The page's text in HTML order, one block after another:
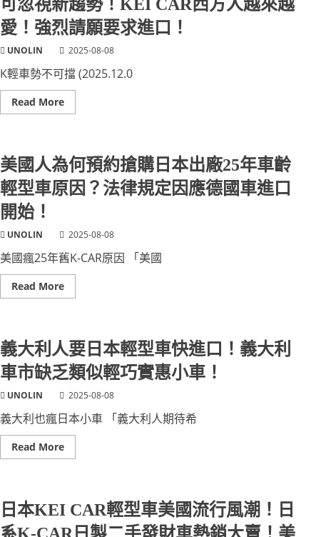
選！
釋
放
文
藉
口
非
法
集
造
勢！
消
防
車
歐
美
消
防
員
搶
購
買
收
KEI
FIRE
TRUCK
海
外
二
可忽視新趨勢！KEI CAR西方人越來越
愛！強烈請願要求進口！
UNOLIN 2025-08-08
K輕車勢不可擋 (2025.12.0
Read MoreRead
more
型
小
車
K-
CAR，
美
車
市
場
不
可
忽
視
KEI
CAR
西
方
人
越
來
越
愛！
請
願
口！
美國人為何預約搶購日本出廠25年車齡
輕型車原因？法律規定因應德國車進口
開始！
UNOLIN 2025-08-08
美國瘋25年舊K-CAR原因 「美國
Read MoreRead
more
為
何
預
約
搶
購
本
出
廠
25
年
車
原
因？
義大利人要日本輕型車快進口！義大利
車市缺乏類似輕巧實惠小車！
UNOLIN 2025-08-08
義大利也瘋日本小車 「義大利人期待希
Read MoreRead
more
人
要
日
日本KEI CAR輕型車美國流行風潮！日